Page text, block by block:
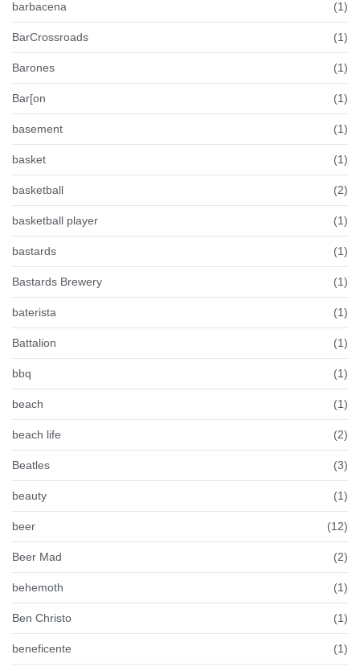
barbacena (1)
BarCrossroads (1)
Barones (1)
Bar[on (1)
basement (1)
basket (1)
basketball (2)
basketball player (1)
bastards (1)
Bastards Brewery (1)
baterista (1)
Battalion (1)
bbq (1)
beach (1)
beach life (2)
Beatles (3)
beauty (1)
beer (12)
Beer Mad (2)
behemoth (1)
Ben Christo (1)
beneficente (1)